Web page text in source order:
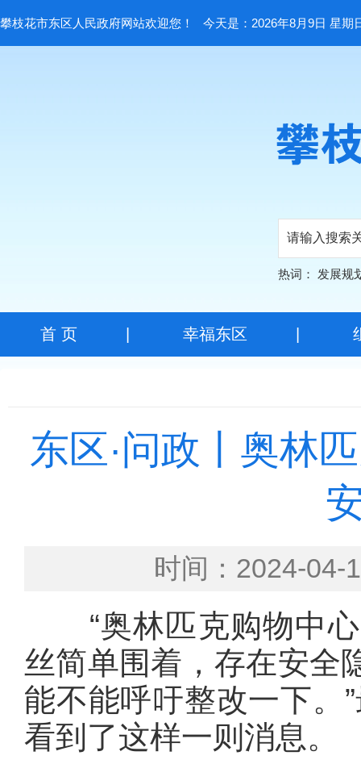
攀枝花市东区人民政府网站欢迎您！ 今天是：2026年8月9日 星期
热词： 发展规
首 页| 幸福东区
东区·问政丨奥林
时间：2024-
“奥林匹克购物中心
丝简单围着，存在安全
能不能呼吁整改一下。
看到了这样一则消息。